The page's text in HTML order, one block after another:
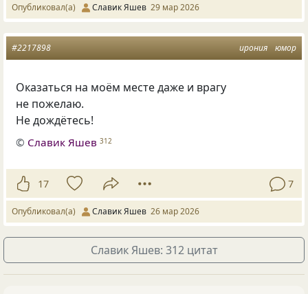
Опубликовал(а) Славик Яшев 29 мар 2026
ирония юмор
#2217898
Оказаться на моём месте даже и врагу
не пожелаю.
Не дождётесь!
© Славик Яшев 312
17 7
Опубликовал(а) Славик Яшев 26 мар 2026
Славик Яшев: 312 цитат